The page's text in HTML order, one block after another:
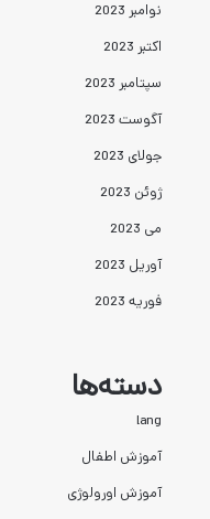
نوامبر 2023
اکتبر 2023
سپتامبر 2023
آگوست 2023
جولای 2023
ژوئن 2023
می 2023
آوریل 2023
فوریه 2023
دسته‌ها
lang
آموزش اطفال
آموزش اورولوژی